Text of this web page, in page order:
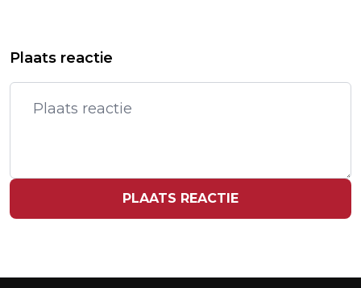
GOEDKOPER PARKEREN?
MINISTER OLLONGREN: NEDERLANDSE
TANKS GAAN NIET NAAR OEKRAÏNE
Plaats reactie
PLAATS REACTIE